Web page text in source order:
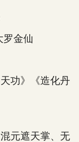
罗金仙
功》《造化丹
元遮天掌、无